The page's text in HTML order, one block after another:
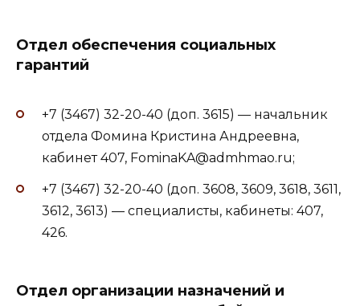
Отдел обеспечения социальных
гарантий
+7 (3467) 32-20-40 (доп. 3615) — начальник
отдела Фомина Кристина Андреевна,
кабинет 407, FominaKA@admhmao.ru;
+7 (3467) 32-20-40 (доп. 3608, 3609, 3618, 3611,
3612, 3613) — специалисты, кабинеты: 407,
426.
Отдел организации назначений и